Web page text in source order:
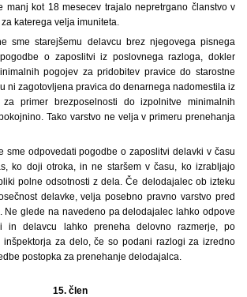
manj kot 18 mesecev trajalo nepretrgano članstvo v
katerega velja imuniteta.
sme starejšemu delavcu brez njegovega pisnega
o zaposlitvi iz poslovnega razloga, dokler
pogojev za pridobitev pravice do starostne
ni zagotovljena pravica do denarnega nadomestila iz
za primer brezposelnosti do izpolnitve minimalnih
Tako varstvo ne velja v primeru prenehanja
sme odpovedati pogodbe o zaposlitvi delavki v času
ko doji otroka, in ne staršem v času, ko izrabljajo
polne odsotnosti z dela. Če delodajalec ob izteku
delavke, velja posebno pravno varstvo pred
Ne glede na navedeno pa delodajalec lahko odpove
in delavcu lahko preneha delovno razmerje, po
inšpektorja za delo, če so podani razlogi za izredno
postopka za prenehanje delodajalca.
15. člen